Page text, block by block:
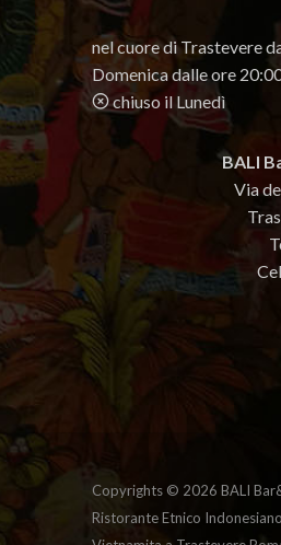
nel cuore di Trastevere
Domenica dalle ore
chiuso il Lunedì
BALI
Via
Copyrights © 2026 BALI
Ristorante Etnico